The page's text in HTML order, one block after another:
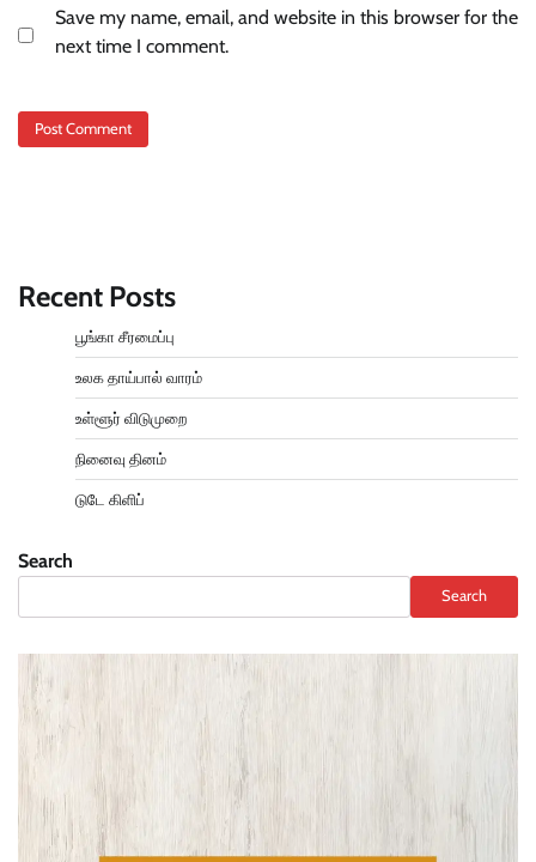
Save my name, email, and website in this browser for the
next time I comment.
Recent Posts
பூங்கா சீரமைப்பு
உலக தாய்பால் வாரம்
உள்ளூர் விடுமுறை
நினைவு தினம்
டுடே கிளிப்
Search
Search